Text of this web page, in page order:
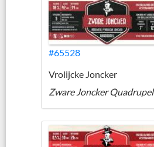
#65528
Vrolijcke Joncker
Zware Joncker Quadrupel